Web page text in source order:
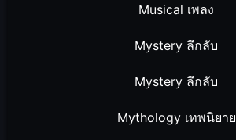
Musical เพลง
Mystery ลึกลับ
Mystery ลึกลับ
Mythology เทพนิยาย